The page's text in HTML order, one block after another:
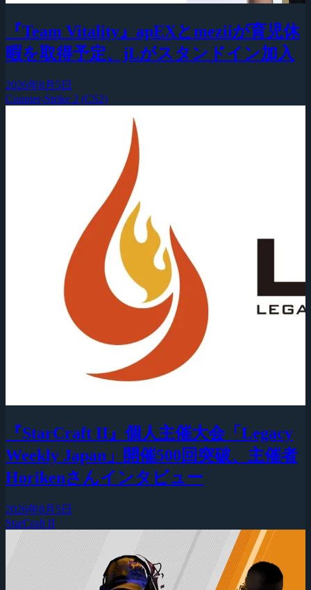
『Team Vitality』apEXとmeziiが育児休
暇を取得予定、jLがスタンドイン加入
2026年8月5日
Counter-Strike 2 (CS2)
『StarCraft II』個人主催大会「Legacy
Weekly Japan」開催500回突破、主催者
Horikenさんインタビュー
2026年8月5日
StarCraft II